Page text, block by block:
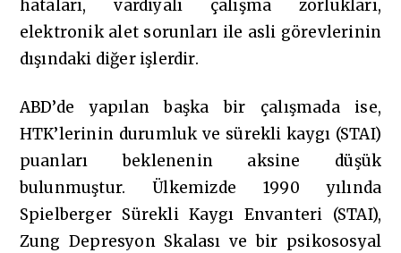
hataları, vardiyalı çalışma zorlukları,
elektronik alet sorunları ile asli görevlerinin
dışındaki diğer işlerdir.
ABD’de yapılan başka bir çalışmada ise,
HTK’lerinin durumluk ve sürekli kaygı (STAI)
puanları beklenenin aksine düşük
bulunmuştur. Ülkemizde 1990 yılında
Spielberger Sürekli Kaygı Envanteri (STAI),
Zung Depresyon Skalası ve bir psikososyal